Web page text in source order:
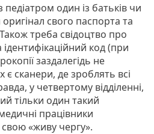
один із батьків чи
свого паспорта та
треба свідоцтво про
код (при
заздалегідь не
є сканери, де зроблять всі
у четвертому відділенні,
тільки один такий
працівники
«живу чергу».